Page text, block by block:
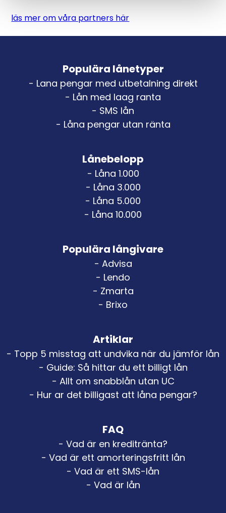
läs mer om våra partners här
Populära lånetyper
- Lana pengar med utbetalning direkt
- Lån med laag ranta
- SMS lån
- Låna pengar utan ränta
Lånebelopp
- Låna 1.000
- Låna 3.000
- Låna 5.000
- Låna 10.000
Populära långivare
- Advisa
- Lendo
- Zmarta
- Brixo
Artiklar
- Topp 5 misstag att undvika när du jämför lån
- Guide: Så hittar du ett billigt lån
- Allt om snabblån utan UC
- Hur ar det billigast att låna pengar?
FAQ
- Vad är en kreditränta?
- Vad är ett amorteringsfritt lån
- Vad är ett SMS-lån
- Vad är lån